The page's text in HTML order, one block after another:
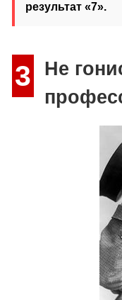
результат «7».
3
Не